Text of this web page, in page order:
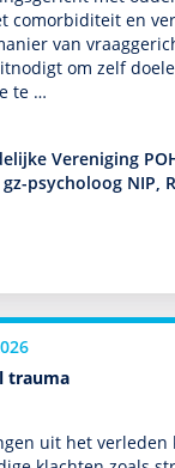
comorbiditeit en
van
om zelf
te …
Vereniging
psycholoog NIP,
trauma
uit het verleden